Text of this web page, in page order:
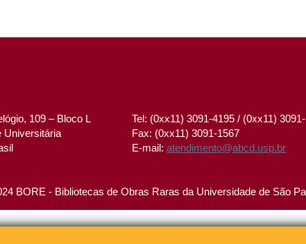
109 – Bloco L
Universitária
Tel: (0xx11) 3091-4195 / (0xx11)
Fax: (0xx11) 3091-1567
E-mail:atendimento@abcd.usp.br
BORE - Bibliotecas de Obras Raras da Universidade de São